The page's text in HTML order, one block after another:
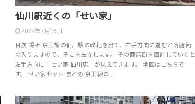
仙川駅近くの「せい家」
2024年7月16日
目次 場所 京王線の仙川駅の改札を出て、右手方向に進むと商店街
の入りますので、そこを左折します。 その商店街を直進していくと
左手方向に「せい家 仙川店」が見えてきます。 地図はこちらで
す。 せい家セット まとめ 京王線の…